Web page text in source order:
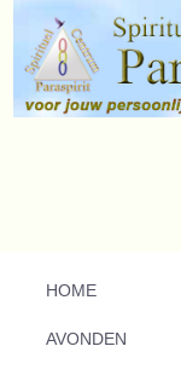
HOME
AVONDEN